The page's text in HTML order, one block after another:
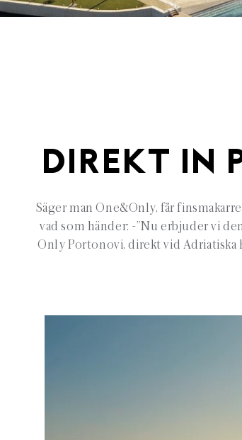
DIREKT IN
Säger man One&Only, får
vad som händer: -”Nu erbjuder vi
Only Portonovi, direkt vid Adriatiska